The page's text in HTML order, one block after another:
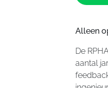
Marvel
aantal
Alleen
De
aantal